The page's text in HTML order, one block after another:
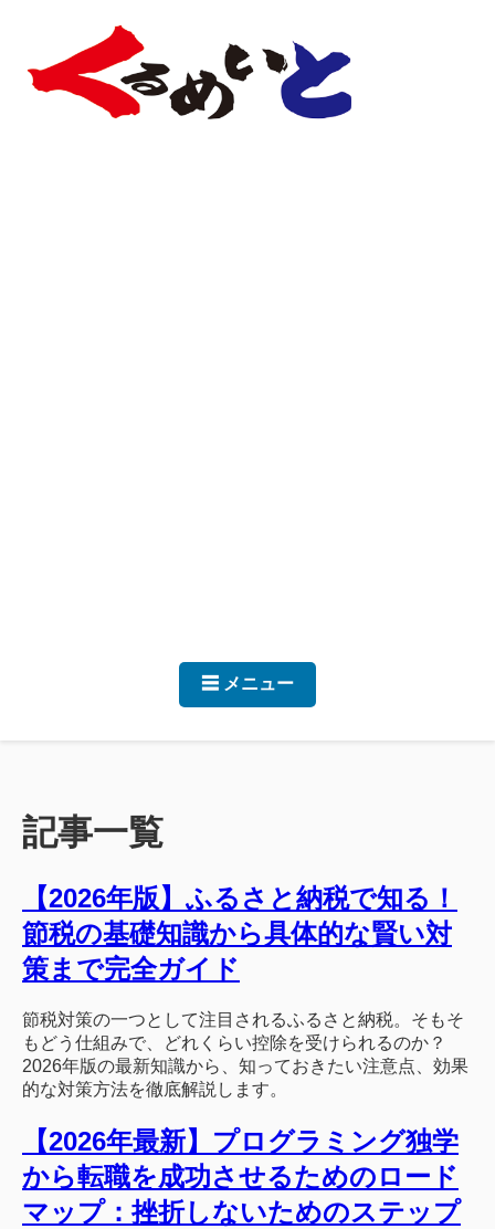
☰ メニュー
記事一覧
【2026年版】ふるさと納税で知る！
節税の基礎知識から具体的な賢い対
策まで完全ガイド
節税対策の一つとして注目されるふるさと納税。そもそ
もどう仕組みで、どれくらい控除を受けられるのか？
2026年版の最新知識から、知っておきたい注意点、効果
的な対策方法を徹底解説します。
【2026年最新】プログラミング独学
から転職を成功させるためのロード
マップ：挫折しないためのステップ